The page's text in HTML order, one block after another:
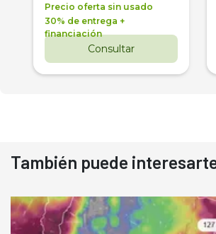
Precio oferta sin usado
30% de entrega +
financiación
Consultar
También puede